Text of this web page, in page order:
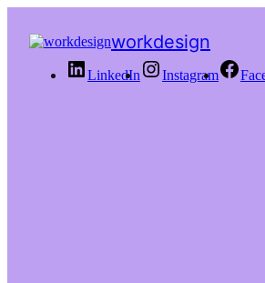
workdesign
LinkedIn Instagram